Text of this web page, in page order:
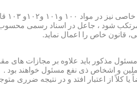
ثبت پیش بینی گردیده است؛
شود ، جاعل در اسناد رسمی
قانون خاص را اعمال نماید.
مذکور باید علاوه بر مجازات های
و اشخاص ذی نفع مسئول خواهند بود .
کلاً از اعتبار افتد و در نتیجه ضرری